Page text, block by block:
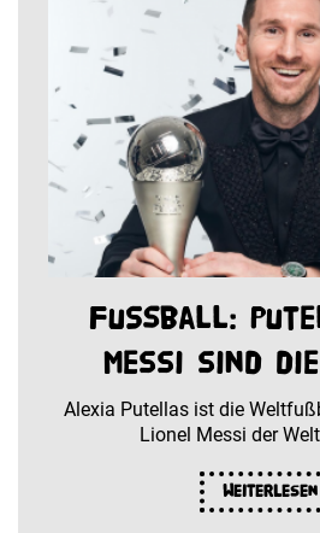
Fußball:
Messi sind
Alexia Putellas ist die
Lionel Messi der
Weiterlesen